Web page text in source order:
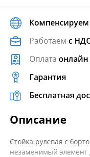
Компенсируем
Работаем с
Оплата онлайн
Гарантия
Бесплатная
Описание
Стойка рулевая с
незаменимый элемент